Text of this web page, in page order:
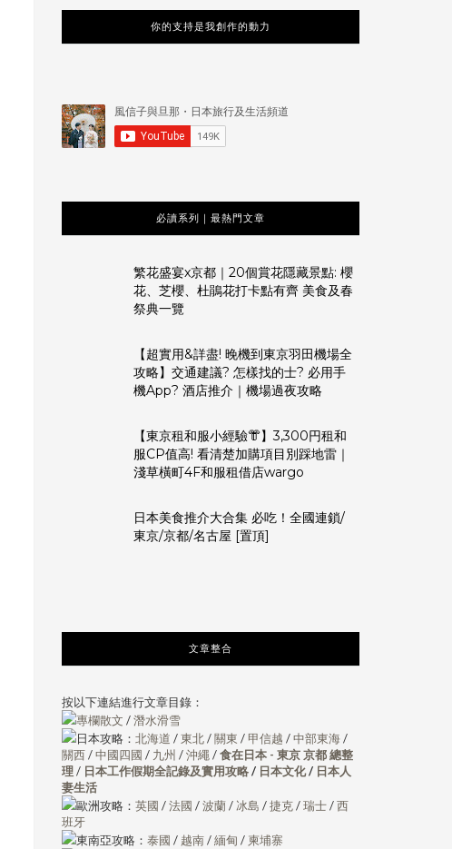
你的支持是我創作的動力
必讀系列｜最熱門文章
繁花盛宴x京都｜20個賞花隱藏景點: 櫻
花、芝櫻、杜鵑花打卡點有齊 美食及春
祭典一覽
【超實用&詳盡! 晚機到東京羽田機場全
攻略】交通建議? 怎樣找的士? 必用手
機App? 酒店推介｜機場過夜攻略
【東京租和服小經驗👘】3,300円租和
服CP值高! 看清楚加購項目別踩地雷｜
淺草橫町4F和服租借店wargo
日本美食推介大合集 必吃！全國連鎖/
東京/京都/名古屋 [置頂]
文章整合
按以下連結進行文章目錄：
專欄散文 /潛水滑雪
日本攻略：北海道 /東北/關東 /甲信越 /中部東海/
關西/中國四國 / 九州 /沖繩 /食在日本 - 東京 京都 總整
理/ 日本工作假期全記錄及實用攻略/ 日本文化/ 日本人
妻生活
歐洲攻略：英國 /法國 /波蘭/ 冰島 /捷克/瑞士/西
班牙
東南亞攻略：泰國 / 越南/緬甸 / 柬埔寨